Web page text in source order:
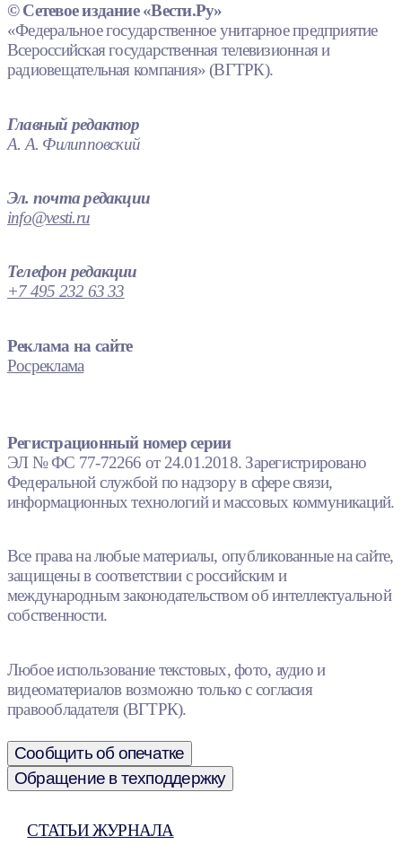
© Сетевое издание «Вести.Ру»
«Федеральное государственное унитарное предприятие
Всероссийская государственная телевизионная и
радиовещательная компания» (ВГТРК).
Главный редактор
А. А. Филипповский
Эл. почта редакции
info@vesti.ru
Телефон редакции
+7 495 232 63 33
Реклама на сайте
Росреклама
Регистрационный номер серии
ЭЛ № ФС 77-72266 от 24.01.2018. Зарегистрировано
Федеральной службой по надзору в сфере связи,
информационных технологий и массовых коммуникаций.
Все права на любые материалы, опубликованные на сайте,
защищены в соответствии с российским и
международным законодательством об интеллектуальной
собственности.
Любое использование текстовых, фото, аудио и
видеоматериалов возможно только с согласия
правообладателя (ВГТРК).
Сообщить об опечатке
Обращение в техподдержку
СТАТЬИ ЖУРНАЛА